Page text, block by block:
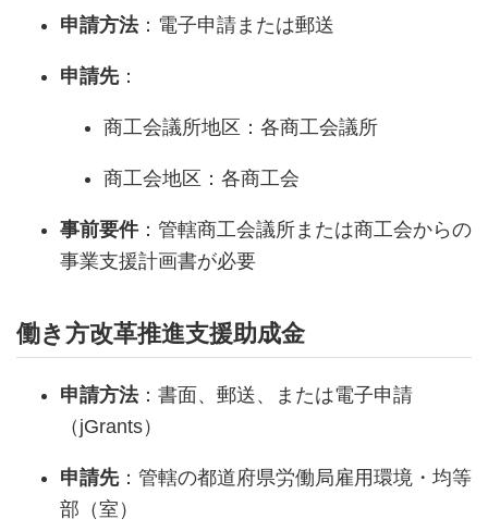
申請方法：電子申請または郵送
申請先：
商工会議所地区：各商工会議所
商工会地区：各商工会
事前要件：管轄商工会議所または商工会からの
事業支援計画書が必要
働き方改革推進支援助成金
申請方法：書面、郵送、または電子申請
（jGrants）
申請先：管轄の都道府県労働局雇用環境・均等
部（室）